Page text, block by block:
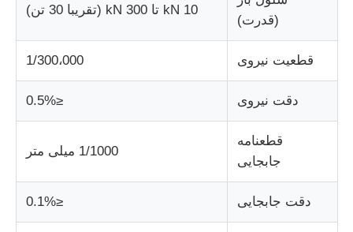
(قدرت)
10 kN تا 300 kN (تقریبا 30 تن)
قطعیت نیروی 1/300،000
دقت نیروی ≤0.5%
قطعنامه
جابجایی
1/1000 میلی متر
دقت جابجایی ≤0.1%